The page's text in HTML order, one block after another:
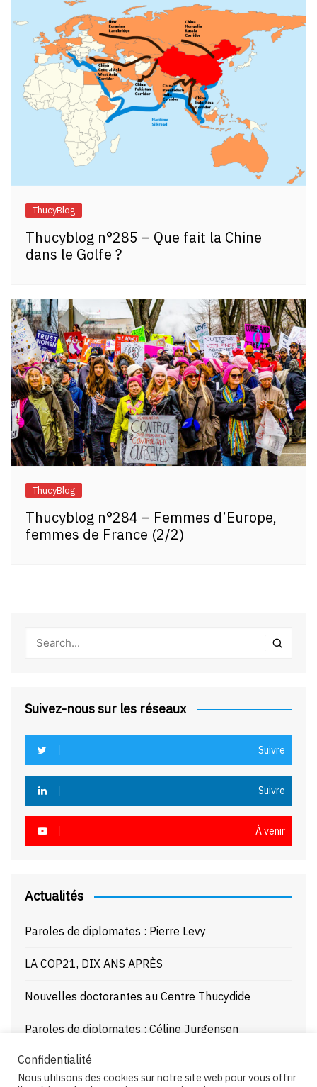
ThucyBlog
Thucyblog n°285 – Que fait la Chine
dans le Golfe ?
ThucyBlog
Thucyblog n°284 – Femmes d’Europe,
femmes de France (2/2)
Suivez-nous sur les réseaux
Suivre
Suivre
À venir
Actualités
Paroles de diplomates : Pierre Levy
LA COP21, DIX ANS APRÈS
Nouvelles doctorantes au Centre Thucydide
Paroles de diplomates : Céline Jurgensen
Journée d’étude : La Mer Noire enjeux stratégiques
et juridiques – 21/10/25
Confidentialité
Nous utilisons des cookies sur notre site web pour vous offrir